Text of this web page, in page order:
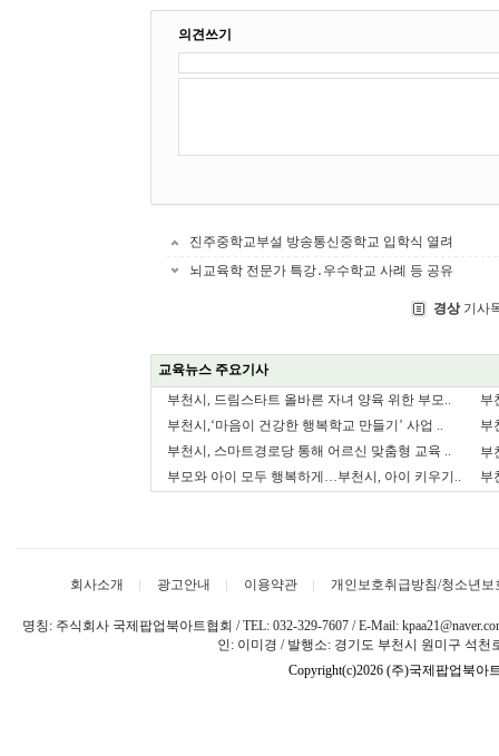
의견쓰기
진주중학교부설 방송통신중학교 입학식 열려
뇌교육학 전문가 특강․우수학교 사례 등 공유
경상기사
교육뉴스 주요기사
부천시, 드림스타트 올바른 자녀 양육 위한 부모..
부
부천시,‘마음이 건강한 행복학교 만들기’ 사업 ..
부
부천시, 스마트경로당 통해 어르신 맞춤형 교육 ..
부
부모와 아이 모두 행복하게…부천시, 아이 키우기..
부
회사소개 광고안내 이용약관 개인보호취급방침/청소년보
명칭: 주식회사 국제팝업북아트협회 / TEL: 032-329-7607 / E-Mail:
인: 이미경 / 발행소: 경기도 부천시 원미구 석천
Copyright(c)2026 (주)국제팝업북아